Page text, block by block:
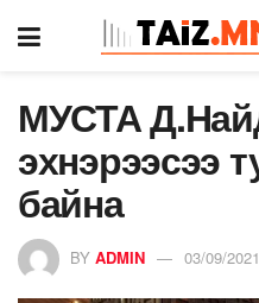
МУСТА
эхнэрээсээ
байна
BY ADMIN 03/09/2021